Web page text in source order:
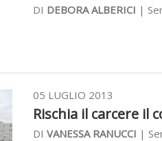
DI DEBORA ALBERICI |
05 LUGLIO 2013
Rischia il carcere il
DI VANESSA RANUCCI |